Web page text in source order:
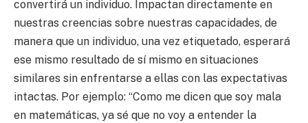
convertirá un individuo. Impactan directamente en
nuestras creencias sobre nuestras capacidades, de
manera que un individuo, una vez etiquetado, esperará
ese mismo resultado de sí mismo en situaciones
similares sin enfrentarse a ellas con las expectativas
intactas. Por ejemplo: “Como me dicen que soy mala
en matemáticas, ya sé que no voy a entender la